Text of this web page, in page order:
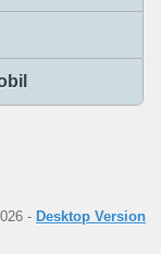
- Desktop Version